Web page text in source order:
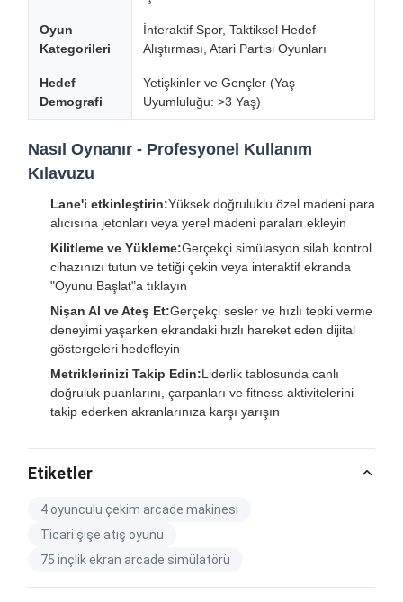
Oyun
Kategorileri
İnteraktif Spor, Taktiksel Hedef
Alıştırması, Atari Partisi Oyunları
Hedef
Demografi
Yetişkinler ve Gençler (Yaş
Uyumluluğu: >3 Yaş)
Nasıl Oynanır - Profesyonel Kullanım
Kılavuzu
Lane'i etkinleştirin:Yüksek doğruluklu özel madeni para
alıcısına jetonları veya yerel madeni paraları ekleyin
Kilitleme ve Yükleme:Gerçekçi simülasyon silah kontrol
cihazınızı tutun ve tetiği çekin veya interaktif ekranda
"Oyunu Başlat"a tıklayın
Nişan Al ve Ateş Et:Gerçekçi sesler ve hızlı tepki verme
deneyimi yaşarken ekrandaki hızlı hareket eden dijital
göstergeleri hedefleyin
Metriklerinizi Takip Edin:Liderlik tablosunda canlı
doğruluk puanlarını, çarpanları ve fitness aktivitelerini
takip ederken akranlarınıza karşı yarışın
Etiketler
4 oyunculu çekim arcade makinesi
Ticari şişe atış oyunu
75 inçlik ekran arcade simülatörü